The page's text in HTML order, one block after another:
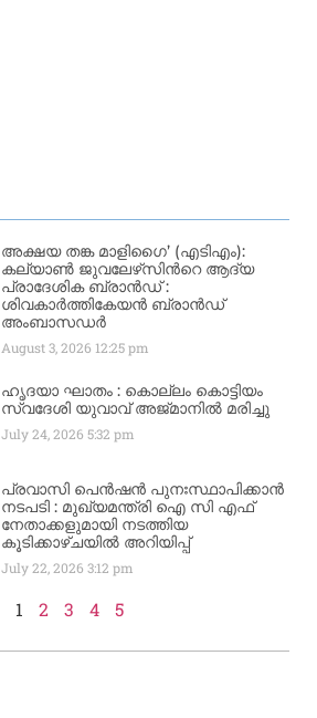
അക്ഷയ തങ്ക മാളിഗൈ’ (എടിഎം):
കല്യാണ്‍ ജുവലേഴ്‌സിന്‍റെ ആദ്യ
പ്രാദേശിക ബ്രാന്‍ഡ് :
ശിവകാര്‍ത്തികേയന്‍ ബ്രാന്‍ഡ്
അംബാസഡര്‍
August 3, 2026 12:25 pm
ഹൃദയാ ഘാതം : കൊല്ലം കൊട്ടിയം
സ്വദേശി യുവാവ് അജ്മാനിൽ മരിച്ചു
July 24, 20265:32 pm
പ്രവാസി പെൻഷൻ പുനഃസ്ഥാപിക്കാൻ
നടപടി : മുഖ്യമന്ത്രി ഐ സി എഫ്
നേതാക്കളുമായി നടത്തിയ
കൂടിക്കാഴ്ചയിൽ അറിയിപ്പ്
July 22, 20263:12 pm
1 2 3 4 5